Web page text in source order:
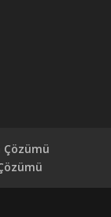
Çözümü